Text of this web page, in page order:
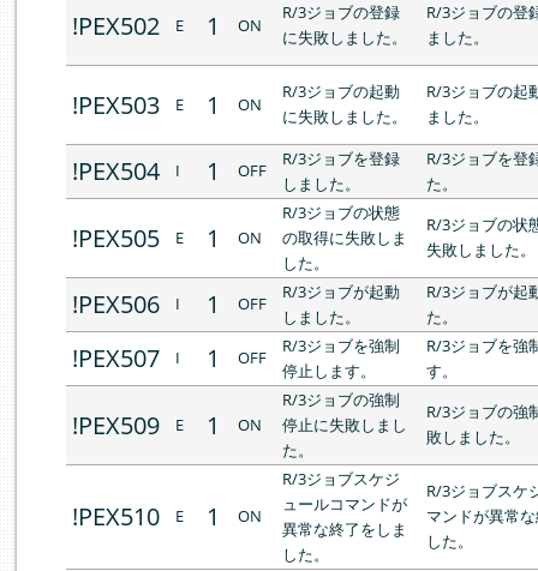
!PEX502 E 1 ON
R/3ジョブの登録
に失敗しました。
R/3ジョブの登
ました。
!PEX503 E 1 ON
R/3ジョブの起動
に失敗しました。
R/3ジョブの起
ました。
!PEX504 I 1 OFF
R/3ジョブを登録
しました。
R/3ジョブを登
た。
!PEX505 E 1 ON
R/3ジョブの状態
の取得に失敗しま
した。
R/3ジョブの状
失敗しました。
!PEX506 I 1 OFF
R/3ジョブが起動
しました。
R/3ジョブが起
た。
!PEX507 I 1 OFF
R/3ジョブを強制
停止します。
R/3ジョブを強
す。
!PEX509 E 1 ON
R/3ジョブの強制
停止に失敗しまし
た。
R/3ジョブの強
敗しました。
!PEX510 E 1 ON
R/3ジョブスケジ
ュールコマンドが
異常な終了をしま
した。
R/3ジョブスケ
マンドが異常
した。